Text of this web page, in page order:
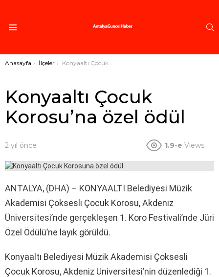
Buradasınız:
Anasayfa İlçeler Konyaaltı Çocuk Korosu’na özel ödül
Konyaaltı Çocuk
Korosu’na özel ödül
2 yıl önce 1.9-e Views
ANTALYA, (DHA) – KONYAALTI Belediyesi Müzik
Akademisi Çoksesli Çocuk Korosu, Akdeniz
Üniversitesi’nde gerçekleşen 1. Koro Festivali’nde Jüri
Özel Ödülü’ne layık görüldü.
Konyaaltı Belediyesi Müzik Akademisi Çoksesli
Çocuk Korosu, Akdeniz Üniversitesi’nin düzenlediği 1.